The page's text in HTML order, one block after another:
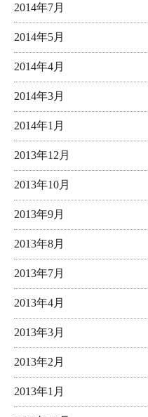
2014年7月
2014年5月
2014年4月
2014年3月
2014年1月
2013年12月
2013年10月
2013年9月
2013年8月
2013年7月
2013年4月
2013年3月
2013年2月
2013年1月